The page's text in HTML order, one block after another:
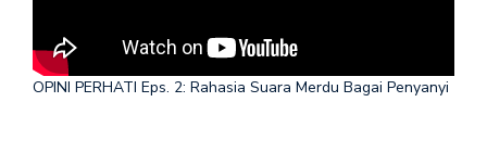
OPINI PERHATI Eps. 2: Rahasia Suara Merdu Bagai Penyanyi